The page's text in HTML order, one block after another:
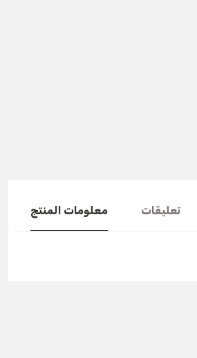
معلومات المنتج تعليقات